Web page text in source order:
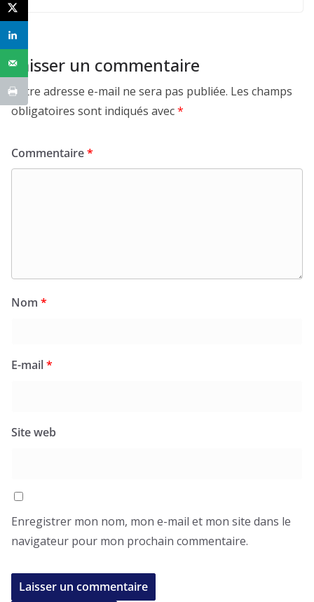
Laisser un commentaire
Votre adresse e-mail ne sera pas publiée. Les champs
obligatoires sont indiqués avec*
Commentaire*
Nom *
E-mail*
Site web
Enregistrer mon nom, mon e-mail et mon site dans le
navigateur pour mon prochain commentaire.